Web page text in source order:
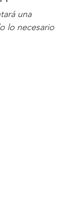
una
lo necesario